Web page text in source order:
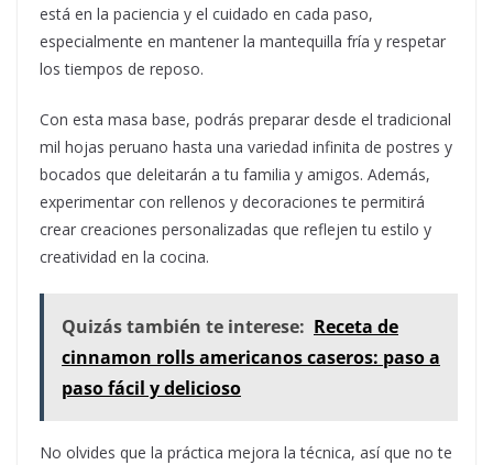
está en la paciencia y el cuidado en cada paso,
especialmente en mantener la mantequilla fría y respetar
los tiempos de reposo.
Con esta masa base, podrás preparar desde el tradicional
mil hojas peruano hasta una variedad infinita de postres y
bocados que deleitarán a tu familia y amigos. Además,
experimentar con rellenos y decoraciones te permitirá
crear creaciones personalizadas que reflejen tu estilo y
creatividad en la cocina.
Quizás también te interese: Receta de
cinnamon rolls americanos caseros: paso a
paso fácil y delicioso
No olvides que la práctica mejora la técnica, así que no te